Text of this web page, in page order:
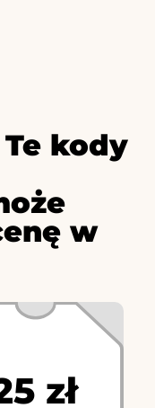
Te kody
w
zł